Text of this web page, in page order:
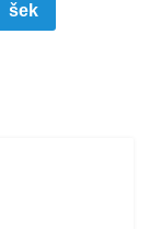
šek